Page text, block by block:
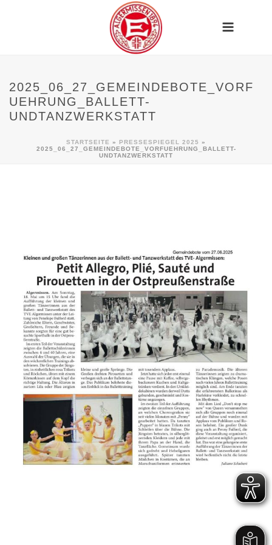
2025_06_27_GEMEINDEBOTE_VORF
UEHRUNG_BALLETT-
UNDTANZWERKSTATT
STARTSEITE » PRESSESPIEGEL 2025 »
2025_06_27_GEMEINDEBOTE_VORFUEHRUNG_BALLETT-
UNDTANZWERKSTATT